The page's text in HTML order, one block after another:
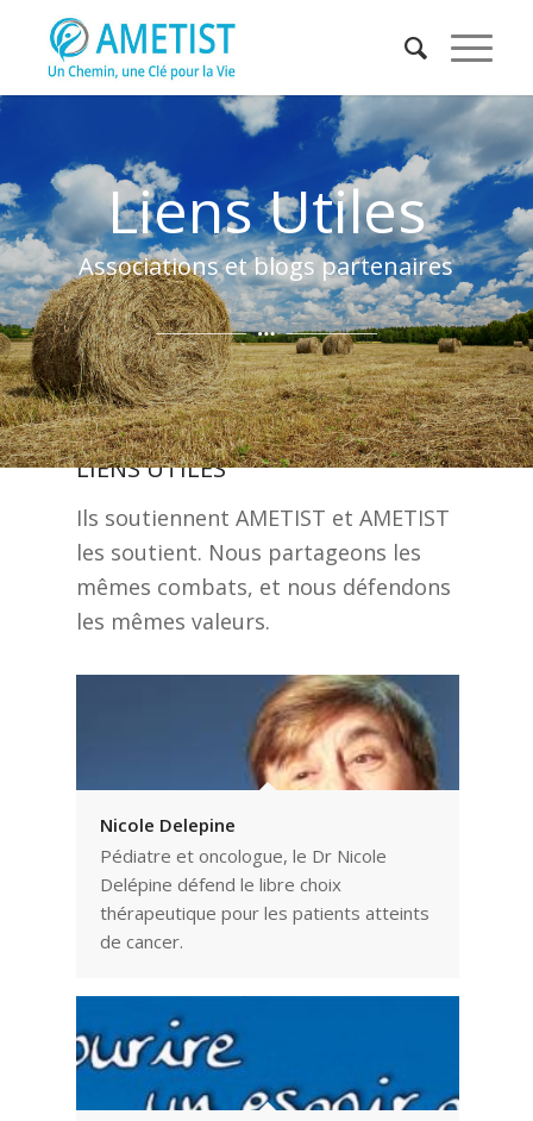
Liens Utiles
Associations et blogs partenaires
LIENS UTILES
Ils soutiennent AMETIST et AMETIST
les soutient. Nous partageons les
mêmes combats, et nous défendons
les mêmes valeurs.
Nicole Delepine
Pédiatre et oncologue, le Dr Nicole
Delépine défend le libre choix
thérapeutique pour les patients atteints
de cancer.